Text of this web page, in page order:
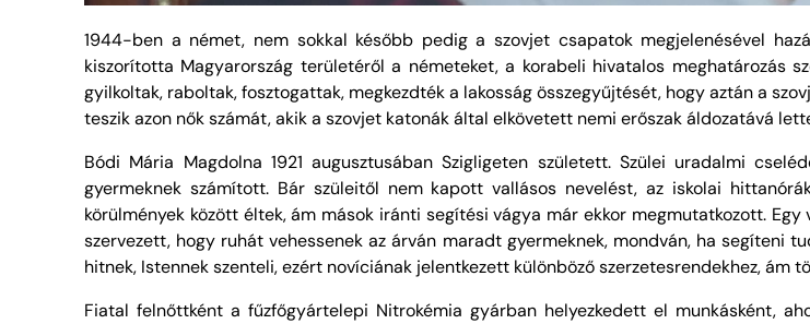
1944-ben a német, nem sokkal később pedig a szovjet csapatok megjelenésével
kiszorította Magyarország területéről a németeket, a korabeli hivatalos meghatározás
gyilkoltak, raboltak, fosztogattak, megkezdték a lakosság összegyűjtését, hogy aztán a
teszik azon nők számát, akik a szovjet katonák által elkövetett nemi erőszak áldozatává
Bódi Mária Magdolna 1921 augusztusában Szigligeten született. Szülei uradalmi
gyermeknek számított. Bár szüleitől nem kapott vallásos nevelést, az iskolai
körülmények között éltek, ám mások iránti segítési vágya már ekkor megmutatkozott.
szervezett, hogy ruhát vehessenek az árván maradt gyermeknek, mondván, ha segíteni
hitnek, Istennek szenteli, ezért novíciának jelentkezett különböző szerzetesrendekhez, ám
Fiatal felnőttként a fűzfőgyártelepi Nitrokémia gyárban helyezkedett el munkásként,